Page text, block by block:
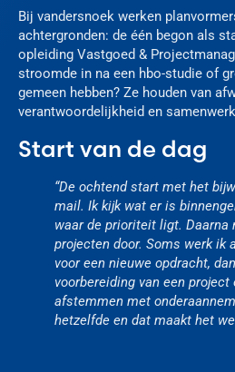
Bij vandersnoek werken
achtergronden: de één begon als
opleiding Vastgoed &
stroomde in na een hbo-studie of
gemeen hebben? Ze houden van
verantwoordelijkheid en
Start van de dag
“De ochtend start met het
mail. Ik kijk wat er is
waar de prioriteit ligt. Daarna
projecten door. Soms werk ik
voor een nieuwe opdracht,
voorbereiding van een
afstemmen met
hetzelfde en dat maakt het